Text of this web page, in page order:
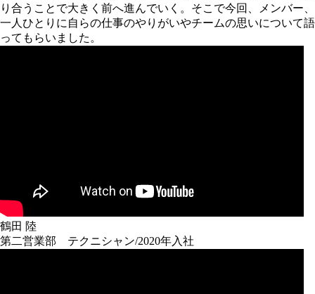
り合うことで大きく前へ進んでいく。そこで今回、メンバー、
一人ひとりに自らの仕事のやりがいやチームの思いについて語
ってもらいました。
鶴田 陸
第二営業部 テクニシャン/2020年入社